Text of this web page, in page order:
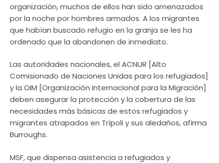
organización, muchos de ellos han sido amenazados
por la noche por hombres armados. A los migrantes
que habían buscado refugio en la granja se les ha
ordenado que la abandonen de inmediato.
Las autoridades nacionales, el ACNUR [Alto
Comisionado de Naciones Unidas para los refugiados]
y la OIM [Organización Internacional para la Migración]
deben asegurar la protección y la cobertura de las
necesidades más básicas de estos refugiados y
migrantes atrapados en Trípoli y sus aledaños, afirma
Burroughs.
MSF, que dispensa asistencia a refugiados y